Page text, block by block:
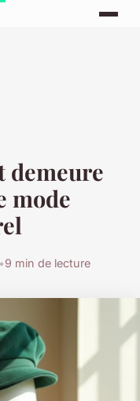
demeure
mode
•9 min de lecture